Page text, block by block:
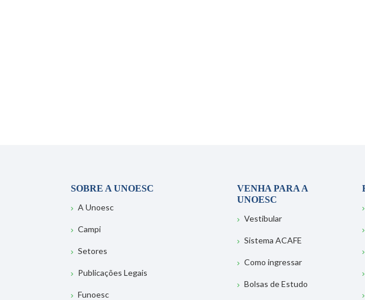
SOBRE A UNOESC
A Unoesc
Campi
Setores
Publicações Legais
Funoesc
VENHA PARA A
UNOESC
Vestibular
Sistema ACAFE
Como ingressar
Bolsas de Estudo